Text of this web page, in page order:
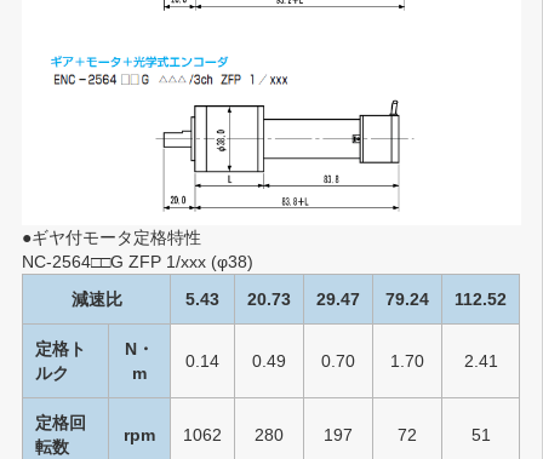
●ギヤ付モータ定格特性
NC-2564□□G ZFP 1/xxx (φ38)
減速比
5.43 20.73 29.47 79.24 112.52
定格ト
ルク
N・
m
0.14 0.49 0.70 1.70 2.41
定格回
転数
rpm 1062 280 197 72 51